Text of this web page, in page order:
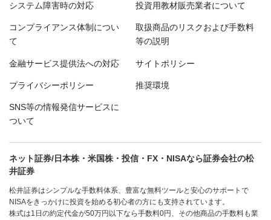
システム障害時の対応 投資用教材販売業者について
コンプライアンス体制につい
て
取扱商品のリスクおよび手数料
等の説明
金融サービス提供法への対応 サイトポリシー
プライバシーポリシー 推奨環境
SNS等の情報発信サービスに
ついて
ネット証券/日本株・米国株・投信・FX・NISAなら証券会社の松
井証券
松井証券はシンプルな手数料体系、豊富な無料ツールと安心のサポートで
NISAをきっかけに投資を始める初心者の方にも支持されています。
株式は1日の約定代金が50万円以下なら手数料0円、その他商品の手数料も業